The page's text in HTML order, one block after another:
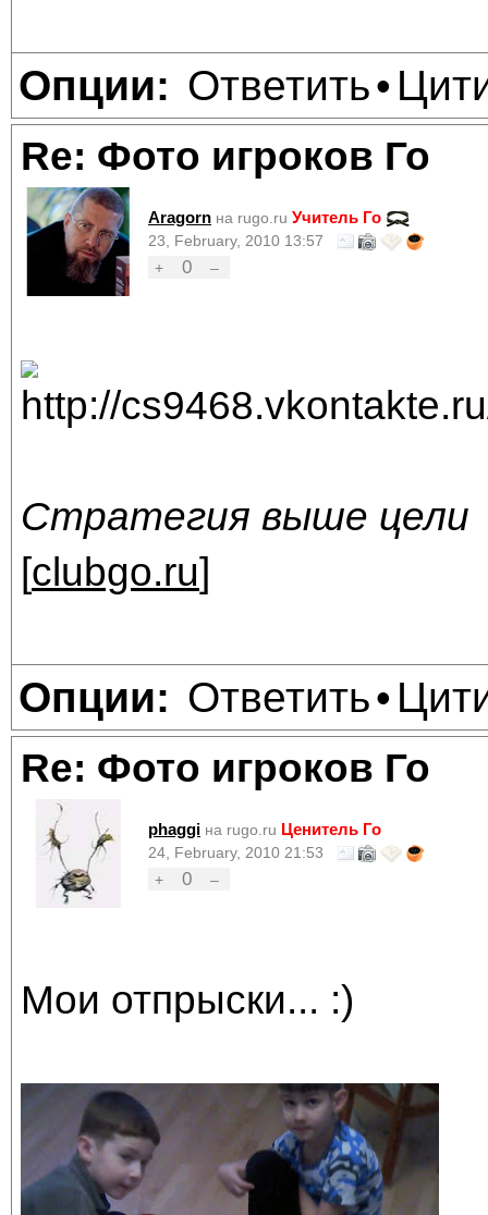
Опции: Ответить•
Re: Фото игроков Го
Aragorn на rugo.ru Учитель Го
23, February, 2010 13:57
+
0 –
Стратегия выше цели
[clubgo.ru]
Опции: Ответить•
Re: Фото игроков Го
phaggi на rugo.ru Ценитель Го
24, February, 2010 21:53
+
0 –
Мои отпрыски... :)